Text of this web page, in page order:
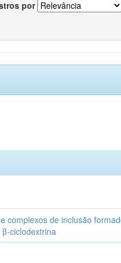
por
complexos de inclusão
ciclodextrina